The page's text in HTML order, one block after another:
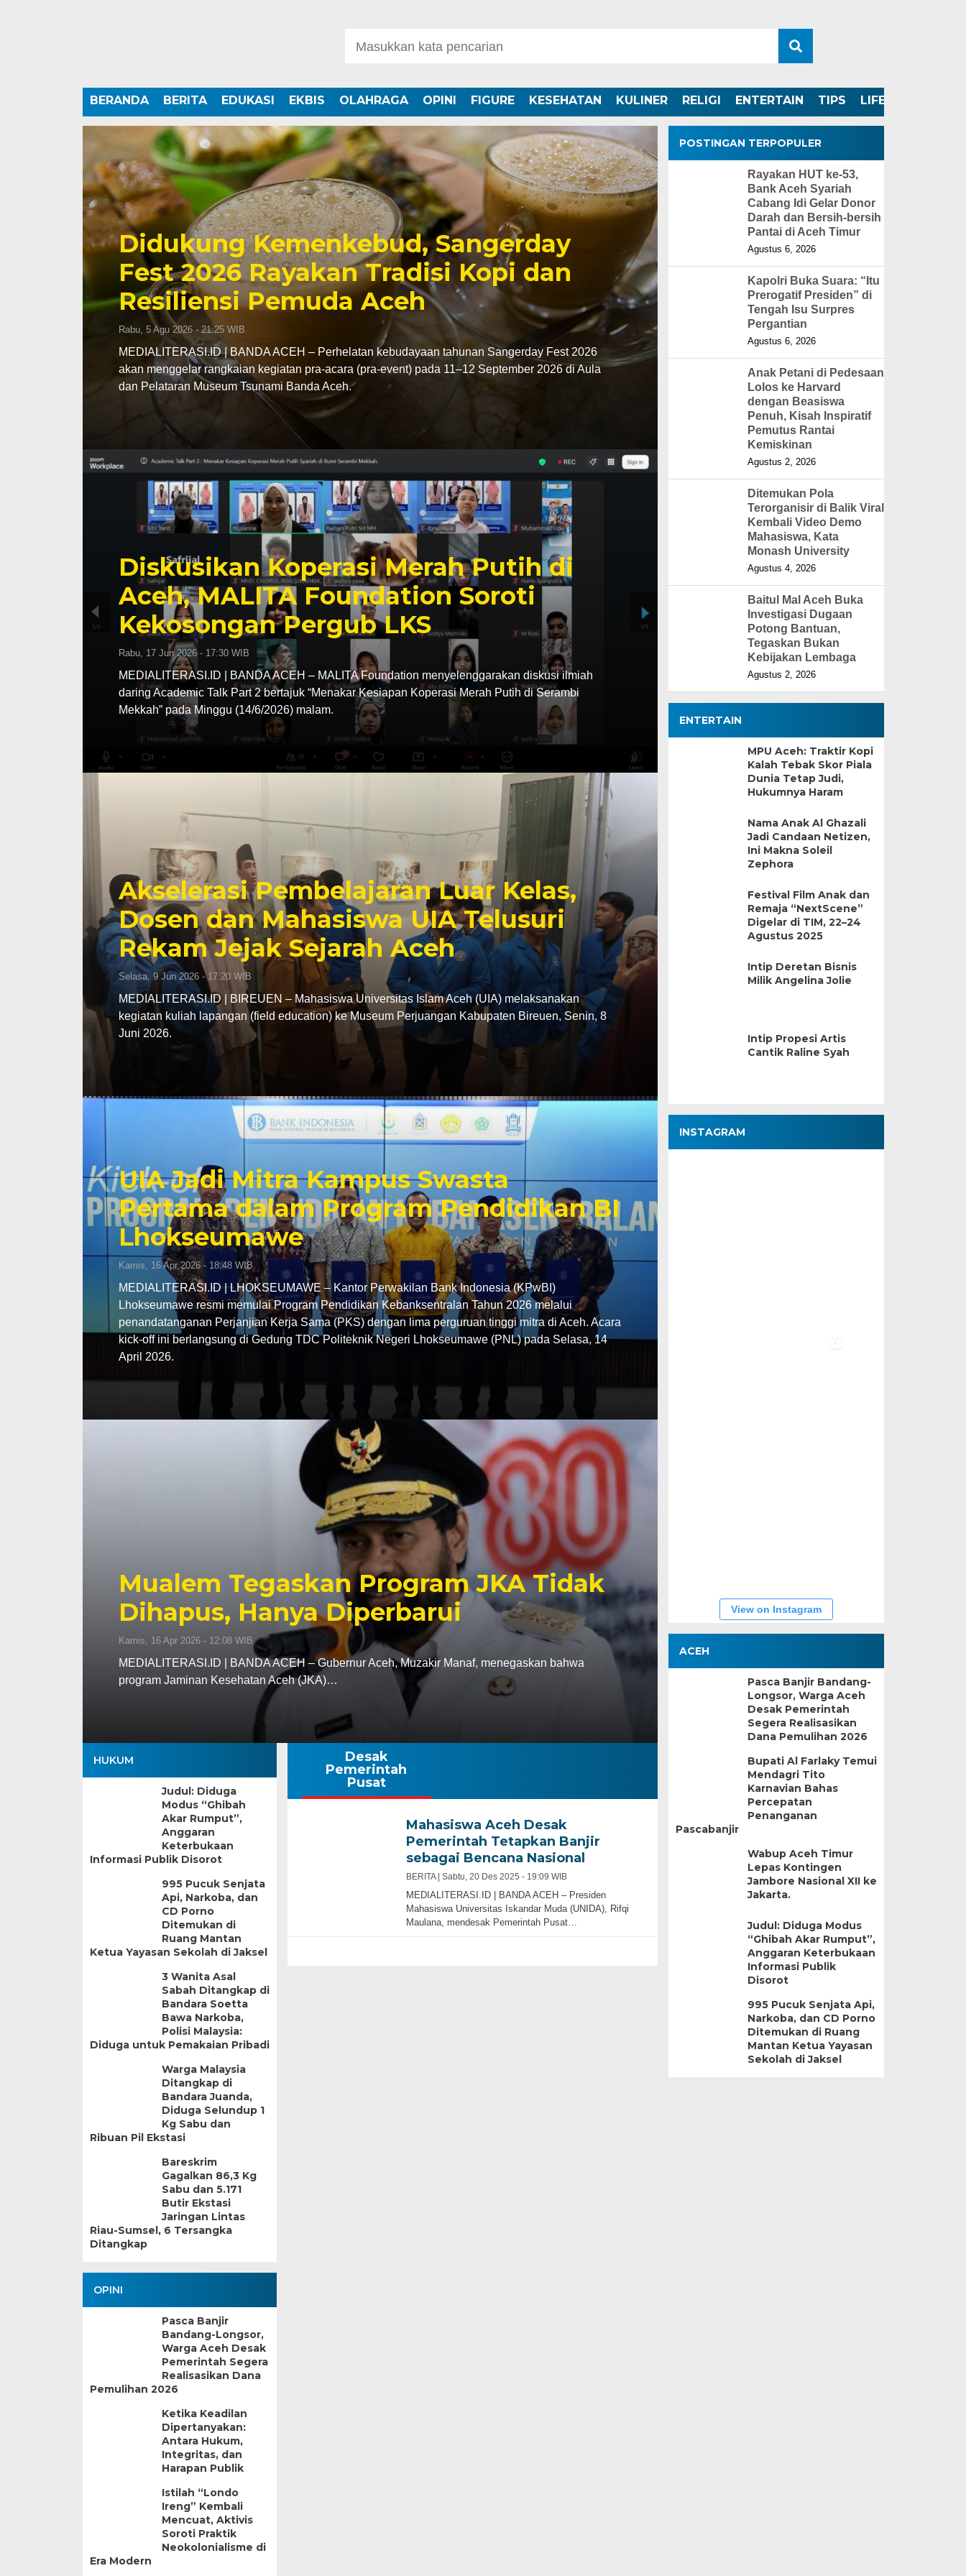
BERANDA BERITA EDUKASI EKBIS OLAHRAGA OPINI FIGURE KESEHATAN KULINER RELIGI ENTERTAIN TIPS LIFESTYLE
Didukung Kemenkebud, Sangerday
Fest 2026 Rayakan Tradisi Kopi dan
Resiliensi Pemuda Aceh
Rabu, 5 Agu 2026 - 21:25 WIB
MEDIALITERASI.ID | BANDA ACEH – Perhelatan kebudayaan tahunan Sangerday Fest 2026
akan menggelar rangkaian kegiatan pra-acara (pra-event) pada 11–12 September 2026 di Aula
dan Pelataran Museum Tsunami Banda Aceh.
Diskusikan Koperasi Merah Putih di
Aceh, MALITA Foundation Soroti
Kekosongan Pergub LKS
Rabu, 17 Jun 2026 - 17:30 WIB
MEDIALITERASI.ID | BANDA ACEH – MALITA Foundation menyelenggarakan diskusi ilmiah
daring Academic Talk Part 2 bertajuk “Menakar Kesiapan Koperasi Merah Putih di Serambi
Mekkah” pada Minggu (14/6/2026) malam.
Akselerasi Pembelajaran Luar Kelas,
Dosen dan Mahasiswa UIA Telusuri
Rekam Jejak Sejarah Aceh
Selasa, 9 Jun 2026 - 17:20 WIB
MEDIALITERASI.ID | BIREUEN – Mahasiswa Universitas Islam Aceh (UIA) melaksanakan
kegiatan kuliah lapangan (field education) ke Museum Perjuangan Kabupaten Bireuen, Senin, 8
Juni 2026.
UIA Jadi Mitra Kampus Swasta
Pertama dalam Program Pendidikan BI
Lhokseumawe
Kamis, 16 Apr 2026 - 18:48 WIB
MEDIALITERASI.ID | LHOKSEUMAWE – Kantor Perwakilan Bank Indonesia (KPwBI)
Lhokseumawe resmi memulai Program Pendidikan Kebanksentralan Tahun 2026 melalui
penandatanganan Perjanjian Kerja Sama (PKS) dengan lima perguruan tinggi mitra di Aceh. Acara
kick-off ini berlangsung di Gedung TDC Politeknik Negeri Lhokseumawe (PNL) pada Selasa, 14
April 2026.
Mualem Tegaskan Program JKA Tidak
Dihapus, Hanya Diperbarui
Kamis, 16 Apr 2026 - 12:08 WIB
MEDIALITERASI.ID | BANDA ACEH – Gubernur Aceh, Muzakir Manaf, menegaskan bahwa
program Jaminan Kesehatan Aceh (JKA)…
HUKUM
Judul: Diduga
Modus “Ghibah
Akar Rumput”,
Anggaran
Keterbukaan
Informasi Publik Disorot
995 Pucuk Senjata
Api, Narkoba, dan
CD Porno
Ditemukan di
Ruang Mantan
Ketua Yayasan Sekolah di Jaksel
3 Wanita Asal
Sabah Ditangkap di
Bandara Soetta
Bawa Narkoba,
Polisi Malaysia:
Diduga untuk Pemakaian Pribadi
Warga Malaysia
Ditangkap di
Bandara Juanda,
Diduga Selundup 1
Kg Sabu dan
Ribuan Pil Ekstasi
Bareskrim
Gagalkan 86,3 Kg
Sabu dan 5.171
Butir Ekstasi
Jaringan Lintas
Riau-Sumsel, 6 Tersangka
Ditangkap
OPINI
Pasca Banjir
Bandang-Longsor,
Warga Aceh Desak
Pemerintah Segera
Realisasikan Dana
Pemulihan 2026
Ketika Keadilan
Dipertanyakan:
Antara Hukum,
Integritas, dan
Harapan Publik
Istilah “Londo
Ireng” Kembali
Mencuat, Aktivis
Soroti Praktik
Neokolonialisme di
Era Modern
Desak
Pemerintah
Pusat
Mahasiswa Aceh Desak
Pemerintah Tetapkan Banjir
sebagai Bencana Nasional
BERITA | Sabtu, 20 Des 2025 - 19:09 WIB
MEDIALITERASI.ID | BANDA ACEH – Presiden
Mahasiswa Universitas Iskandar Muda (UNIDA), Rifqi
Maulana, mendesak Pemerintah Pusat…
POSTINGAN TERPOPULER
Rayakan HUT ke-53,
Bank Aceh Syariah
Cabang Idi Gelar Donor
Darah dan Bersih-bersih
Pantai di Aceh Timur
Agustus 6, 2026
Kapolri Buka Suara: “Itu
Prerogatif Presiden” di
Tengah Isu Surpres
Pergantian
Agustus 6, 2026
Anak Petani di Pedesaan
Lolos ke Harvard
dengan Beasiswa
Penuh, Kisah Inspiratif
Pemutus Rantai
Kemiskinan
Agustus 2, 2026
Ditemukan Pola
Terorganisir di Balik Viral
Kembali Video Demo
Mahasiswa, Kata
Monash University
Agustus 4, 2026
Baitul Mal Aceh Buka
Investigasi Dugaan
Potong Bantuan,
Tegaskan Bukan
Kebijakan Lembaga
Agustus 2, 2026
ENTERTAIN
MPU Aceh: Traktir Kopi
Kalah Tebak Skor Piala
Dunia Tetap Judi,
Hukumnya Haram
Nama Anak Al Ghazali
Jadi Candaan Netizen,
Ini Makna Soleil
Zephora
Festival Film Anak dan
Remaja “NextScene”
Digelar di TIM, 22–24
Agustus 2025
Intip Deretan Bisnis
Milik Angelina Jolie
Intip Propesi Artis
Cantik Raline Syah
INSTAGRAM
View on Instagram
ACEH
Pasca Banjir Bandang-
Longsor, Warga Aceh
Desak Pemerintah
Segera Realisasikan
Dana Pemulihan 2026
Bupati Al Farlaky Temui
Mendagri Tito
Karnavian Bahas
Percepatan
Penanganan
Pascabanjir
Wabup Aceh Timur
Lepas Kontingen
Jambore Nasional XII ke
Jakarta.
Judul: Diduga Modus
“Ghibah Akar Rumput”,
Anggaran Keterbukaan
Informasi Publik
Disorot
995 Pucuk Senjata Api,
Narkoba, dan CD Porno
Ditemukan di Ruang
Mantan Ketua Yayasan
Sekolah di Jaksel